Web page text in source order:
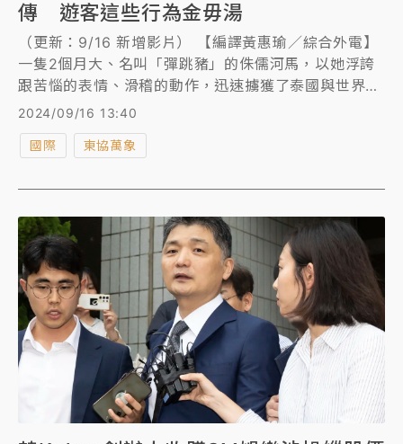
傳 遊客這些行為金毋湯
（更新：9/16 新增影片） 【編譯黃惠瑜／綜合外電】
一隻2個月大、名叫「彈跳豬」的侏儒河馬，以她浮誇
跟苦惱的表情、滑稽的動作，迅速擄獲了泰國與世界各
地粉絲的心。「彈跳豬」在圍欄中搖搖晃晃、啃咬飼養
員、被噴水的畫面在網路上瘋傳，也讓泰國綠山動物園
的遊客暴增，早上9點就來排隊，全都為了一睹「彈跳
2024/09/16 13:40
國際 東協萬象